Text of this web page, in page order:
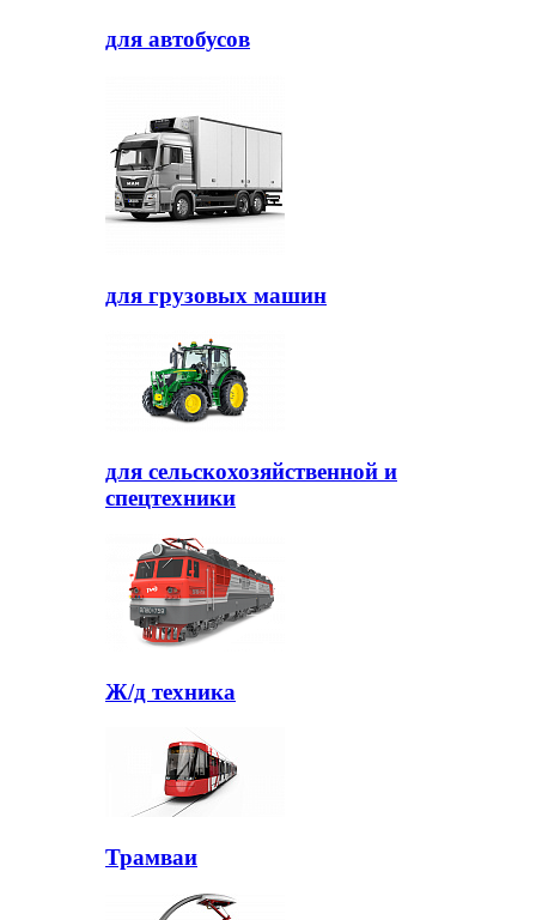
для автобусов
для грузовых машин
для сельскохозяйственной и
спецтехники
Ж/д техника
Трамваи